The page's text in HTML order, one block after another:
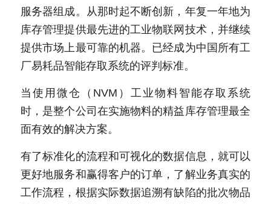
服务器组成。从那时起不断创新，年复一年地为
库存管理提供最先进的工业物联网技术，并继续
提供市场上最可靠的机器。已经成为中国所有工
厂易耗品智能存取系统的评判标准。
当使用微仓（NVM）工业物料智能存取系统
时，是整个公司在实施物料的精益库存管理最全
面有效的解决方案。
有了标准化的流程和可视化的数据信息，就可以
更好地服务和赢得客户的订单，了解业务真实的
工作流程，根据实际数据追溯有缺陷的批次物品